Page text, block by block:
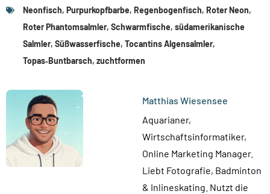
Neonfisch, Purpurkopfbarbe, Regenbogenfisch, Roter Neon,
Roter Phantomsalmler, Schwarmfische, südamerikanische
Salmler, Süßwasserfische, Tocantins Algensalmler,
Topas‑Buntbarsch, zuchtformen
Matthias Wiesensee
Aquarianer,
Wirtschaftsinformatiker,
Online Marketing Manager.
Liebt Fotografie, Badminton
& Inlineskating. Nutzt die